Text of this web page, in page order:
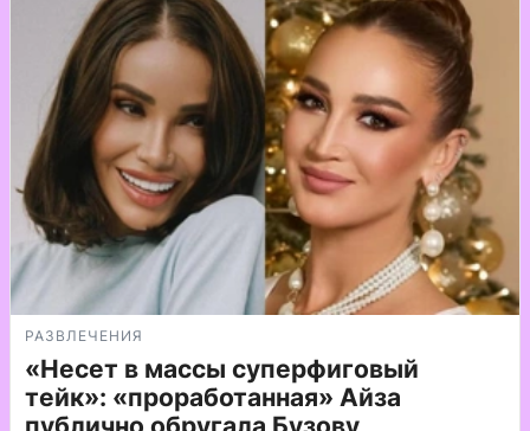
РАЗВЛЕЧЕНИЯ
«Несет в массы суперфиговый
тейк»: «проработанная» Айза